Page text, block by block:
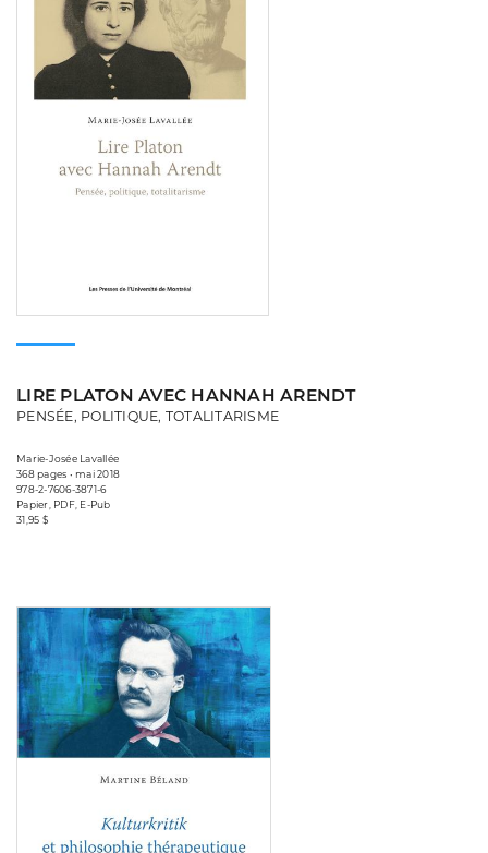
LIRE PLATON AVEC HANNAH ARENDT
PENSÉE, POLITIQUE, TOTALITARISME
Marie-Josée Lavallée
368 pages • mai 2018
978-2-7606-3871-6
Papier, PDF, E-Pub
31,95 $